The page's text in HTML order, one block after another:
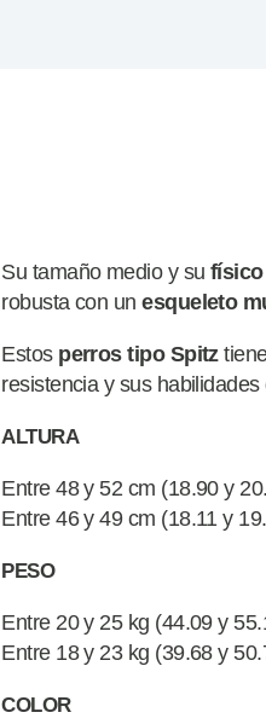
Su tamaño medio y su
robusta con un esqueleto
Estos perros tipo Spitz
resistencia y sus habilidades
ALTURA
Entre 48 y 52 cm (18.90 y
Entre 46 y 49 cm (18.11 y
PESO
Entre 20 y 25 kg (44.09 y
Entre 18 y 23 kg (39.68 y
COLOR